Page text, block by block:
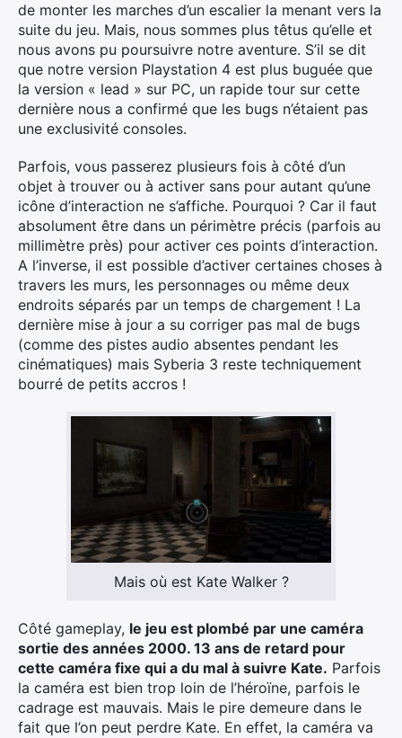
de monter les marches d’un escalier la menant vers la
suite du jeu. Mais, nous sommes plus têtus qu’elle et
nous avons pu poursuivre notre aventure. S’il se dit
que notre version Playstation 4 est plus buguée que
la version « lead » sur PC, un rapide tour sur cette
dernière nous a confirmé que les bugs n’étaient pas
une exclusivité consoles.
Parfois, vous passerez plusieurs fois à côté d’un
objet à trouver ou à activer sans pour autant qu’une
icône d’interaction ne s’affiche. Pourquoi ? Car il faut
absolument être dans un périmètre précis (parfois au
millimètre près) pour activer ces points d’interaction.
A l’inverse, il est possible d’activer certaines choses à
travers les murs, les personnages ou même deux
endroits séparés par un temps de chargement ! La
dernière mise à jour a su corriger pas mal de bugs
(comme des pistes audio absentes pendant les
cinématiques) mais Syberia 3 reste techniquement
bourré de petits accros !
Mais où est Kate Walker ?
Côté gameplay, le jeu est plombé par une caméra
sortie des années 2000. 13 ans de retard pour
cette caméra fixe qui a du mal à suivre Kate. Parfois
la caméra est bien trop loin de l’héroïne, parfois le
cadrage est mauvais. Mais le pire demeure dans le
fait que l’on peut perdre Kate. En effet, la caméra va